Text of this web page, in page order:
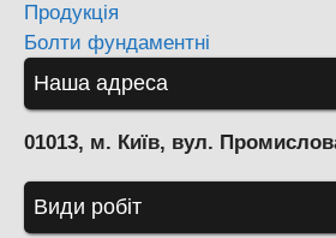
Продукція
Болти фундаментні
Наша адреса
01013, м. Київ, вул.
Види робіт